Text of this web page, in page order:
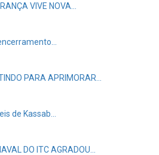
VIVE NOVA…
PARA APRIMORAR…
de Kassab…
DO ITC AGRADOU…